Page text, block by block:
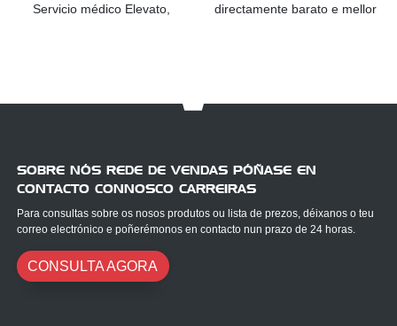
Servicio médico Elevato,
directamente barato e mellor
SOBRE NÓS REDE DE VENDAS PÓÑASE EN
CONTACTO CONNOSCO CARREIRAS
Para consultas sobre os nosos produtos ou lista de prezos, déixanos o teu
correo electrónico e poñerémonos en contacto nun prazo de 24 horas.
CONSULTA AGORA